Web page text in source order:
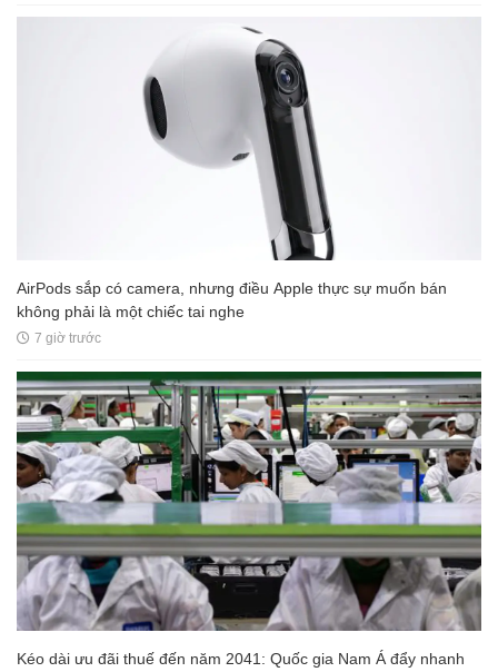
AirPods sắp có camera, nhưng điều Apple thực sự muốn bán
không phải là một chiếc tai nghe
7 giờ trước
Kéo dài ưu đãi thuế đến năm 2041: Quốc gia Nam Á đẩy nhanh